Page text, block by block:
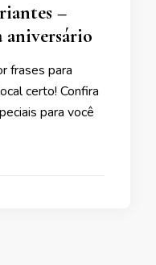
–
aniversário
frases para
certo! Confira
para você